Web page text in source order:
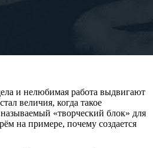
и нелюбимая работа выдвигают
величия, когда такое
называемый «творческий блок» для
на примере, почему создается